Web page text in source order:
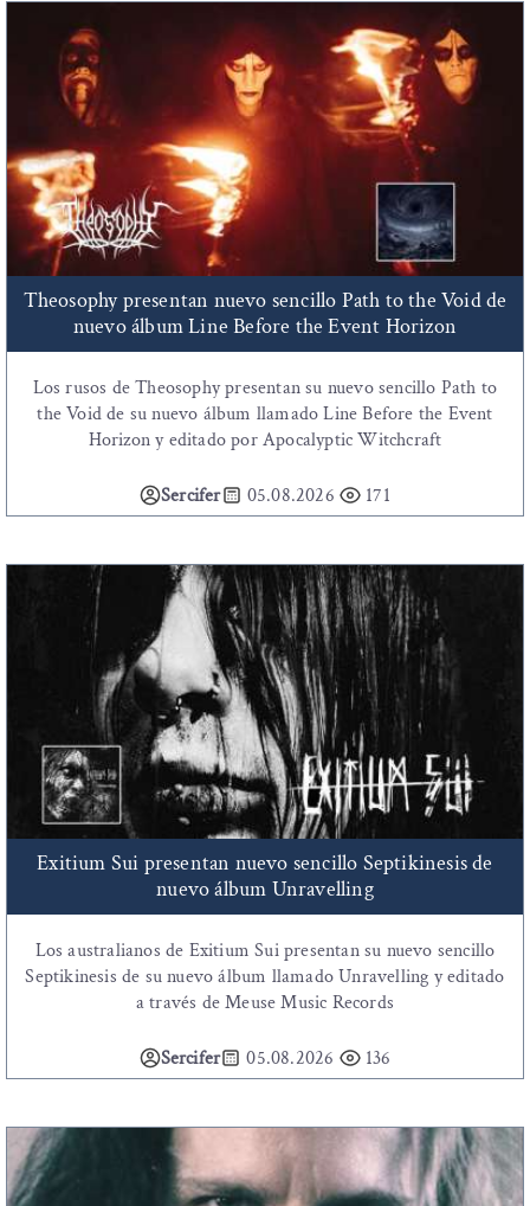
Theosophy presentan nuevo sencillo Path to the Void de
nuevo álbum Line Before the Event Horizon
Los rusos de Theosophy presentan su nuevo sencillo Path to
the Void de su nuevo álbum llamado Line Before the Event
Horizon y editado por Apocalyptic Witchcraft
Sercifer 05.08.2026 171
Exitium Sui presentan nuevo sencillo Septikinesis de
nuevo álbum Unravelling
Los australianos de Exitium Sui presentan su nuevo sencillo
Septikinesis de su nuevo álbum llamado Unravelling y editado
a través de Meuse Music Records
Sercifer 05.08.2026 136